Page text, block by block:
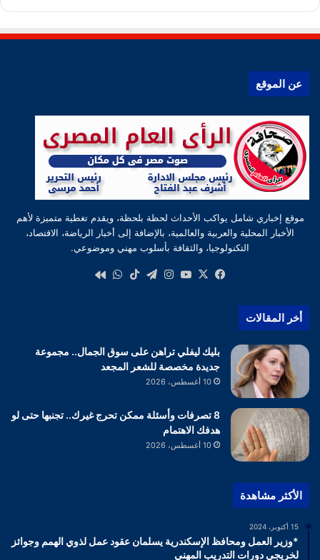
عن الموقع
موقع إخباري شامل يواكب الأحداث لحظة بلحظة، ويقدم تغطية متميزة لأهم
الأخبار المحلية والعربية والعالمية، بالإضافة إلى أخبار الرياضة، الاقتصاد،
التكنولوجيا، والثقافة بأسلوب مهني وموضوعي.
فيسبوك
‫X
‫YouTube
انستقرام
تيلقرام‫TikTokواتساب
أخر المقالات
بليك ليفلي تراهن على سوق الجمال.. مجموعة
جديدة مخصصة للشعر المجعد
10 أغسطس، 2026
8 تصرفات وأسئلة ممكن تحرج غيرك.. تجنبها حتى لو
هدفك الاهتمام
10 أغسطس، 2026
الأكثر مشاهدة
15 أكتوبر، 2024
*وزير العمل ومحافظ الإسكندرية يسلمان عقود عمل لذوي الهمم وجوائز
لخريجي دورات التدريب المهني